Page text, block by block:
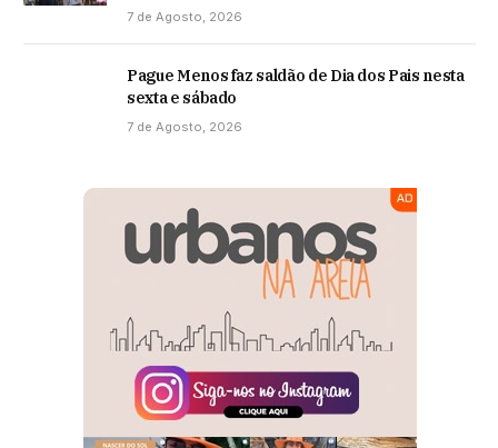
7 de Agosto, 2026
Pague Menos faz saldão de Dia dos Pais nesta
sexta e sábado
7 de Agosto, 2026